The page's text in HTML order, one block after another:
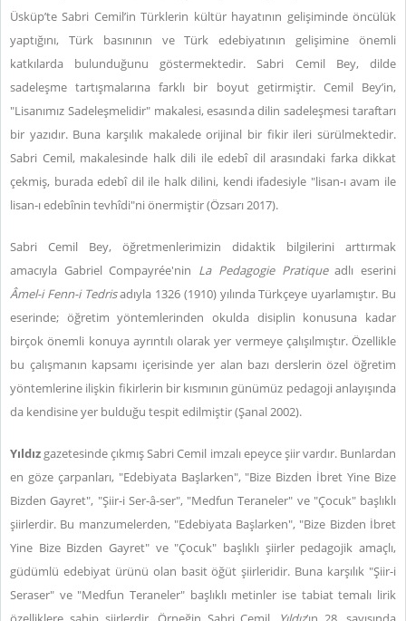
Üsküp’te Sabri Cemil’in Türklerin kültür hayatının gelişiminde öncülük
yaptığını, Türk basınının ve Türk edebiyatının gelişimine önemli
katkılarda bulunduğunu göstermektedir. Sabri Cemil Bey, dilde
sadeleşme tartışmalarına farklı bir boyut getirmiştir. Cemil Bey’in,
"Lisanımız Sadeleşmelidir" makalesi, esasında dilin sadeleşmesi taraftarı
bir yazıdır. Buna karşılık makalede orijinal bir fikir ileri sürülmektedir.
Sabri Cemil, makalesinde halk dili ile edebî dil arasındaki farka dikkat
çekmiş, burada edebî dil ile halk dilini, kendi ifadesiyle "lisan-ı avam ile
lisan-ı edebînin tevhîdi"ni önermiştir (Özsarı 2017).
Sabri Cemil Bey, öğretmenlerimizin didaktik bilgilerini arttırmak
amacıyla Gabriel Compayrée'nin La Pedagogie Pratiqueadlı eserini
Âmel-i Fenn-i Tedrisadıyla 1326 (1910) yılında Türkçeye uyarlamıştır. Bu
eserinde; öğretim yöntemlerinden okulda disiplin konusuna kadar
birçok önemli konuya ayrıntılı olarak yer vermeye çalışılmıştır. Özellikle
bu çalışmanın kapsamı içerisinde yer alan bazı derslerin özel öğretim
yöntemlerine ilişkin fikirlerin bir kısmının günümüz pedagoji anlayışında
da kendisine yer bulduğu tespit edilmiştir (Şanal 2002).
Yıldız gazetesinde çıkmış Sabri Cemil imzalı epeyce şiir vardır. Bunlardan
en göze çarpanları, "Edebiyata Başlarken", "Bize Bizden İbret Yine Bize
Bizden Gayret", "Şiir-i Ser-â-ser", "Medfun Teraneler" ve "Çocuk" başlıklı
şiirlerdir. Bu manzumelerden, "Edebiyata Başlarken", "Bize Bizden İbret
Yine Bize Bizden Gayret" ve "Çocuk" başlıklı şiirler pedagojik amaçlı,
güdümlü edebiyat ürünü olan basit öğüt şiirleridir. Buna karşılık "Şiir-i
Seraser" ve "Medfun Teraneler" başlıklı metinler ise tabiat temalı lirik